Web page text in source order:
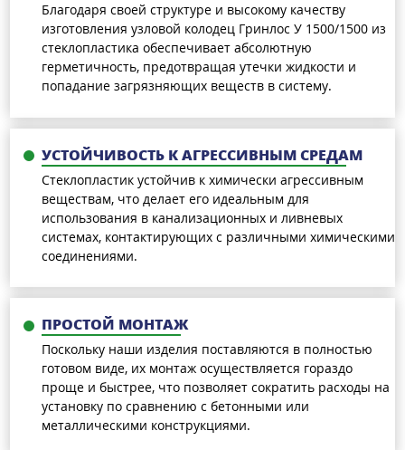
Благодаря своей структуре и высокому качеству
изготовления узловой колодец Гринлос У 1500/1500 из
стеклопластика обеспечивает абсолютную
герметичность, предотвращая утечки жидкости и
попадание загрязняющих веществ в систему.
УСТОЙЧИВОСТЬ К АГРЕССИВНЫМ СРЕДАМ
Стеклопластик устойчив к химически агрессивным
веществам, что делает его идеальным для
использования в канализационных и ливневых
системах, контактирующих с различными химическими
соединениями.
ПРОСТОЙ МОНТАЖ
Поскольку наши изделия поставляются в полностью
готовом виде, их монтаж осуществляется гораздо
проще и быстрее, что позволяет сократить расходы на
установку по сравнению с бетонными или
металлическими конструкциями.